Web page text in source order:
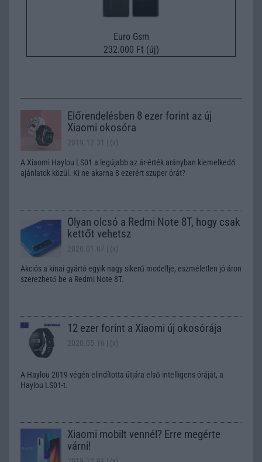
Euro Gsm
232.000 Ft (új)
Előrendelésben 8 ezer forint az új
Xiaomi okosóra
2019.12.31 | (x)
A Xiaomi Haylou LS01 a legújabb az ár-érték arányban kiemelkedő
ajánlatok közül. Ki ne akarna 8 ezerért szuper órát?
Olyan olcsó a Redmi Note 8T, hogy csak
kettőt vehetsz
2020.01.07 | (x)
Akciós a kínai gyártó egyik nagy sikerű modellje, eszméletlen jó áron
szerezhető be a Redmi Note 8T.
12 ezer forint a Xiaomi új okosórája
2020.05.16 | (x)
A Haylou 2019 végén elindította útjára első intelligens óráját, a
Haylou LS01-t.
Xiaomi mobilt vennél? Erre megérte
várni!